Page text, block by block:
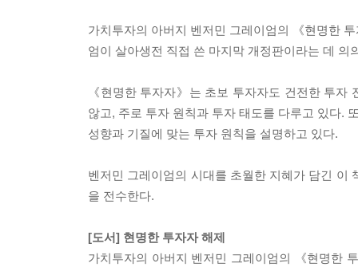
가치투자의 아버지 벤저민 그레이엄의 《현명한
엄이 살아생전 직접 쓴 마지막 개정판이라는 데
《현명한 투자자》는 초보 투자자도 건전한 투
않고, 주로 투자 원칙과 투자 태도를 다루고 있다.
성향과 기질에 맞는 투자 원칙을 설명하고 있다.
벤저민 그레이엄의 시대를 초월한 지혜가 담긴 이
을 전수한다.
[도서] 현명한 투자자 해제
가치투자의 아버지 벤저민 그레이엄의 《현명한